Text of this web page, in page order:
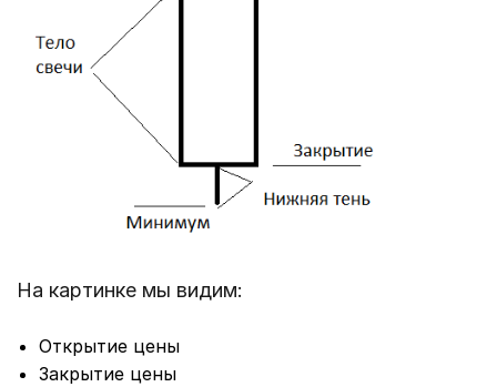
На картинке мы видим:
Открытие цены
Закрытие цены